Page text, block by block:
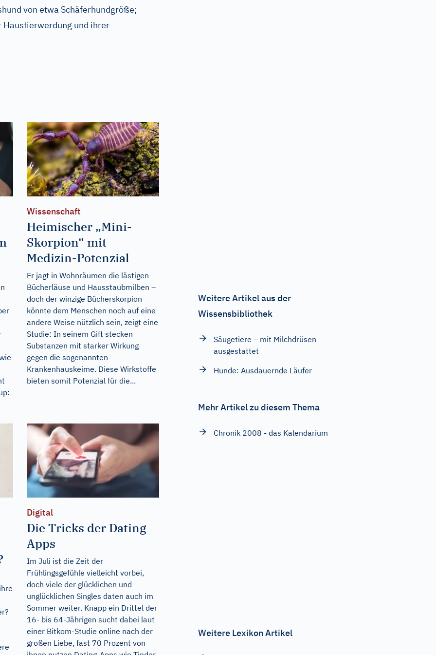
von etwa Schäferhundgröße;
und ihrer
Wissenschaft
Heimischer „Mini-
Skorpion“ mit
Medizin-Potenzial
Er jagt in Wohnräumen die lästigen
Bücherläuse und Hausstaubmilben –
doch der winzige Bücherskorpion
könnte dem Menschen noch auf eine
andere Weise nützlich sein, zeigt eine
Studie: In seinem Gift stecken
Substanzen mit starker Wirkung
gegen die sogenannten
Krankenhauskeime. Diese Wirkstoffe
bieten somit Potenzial für die...
Digital
Die Tricks der Dating
Apps
Im Juli ist die Zeit der
Frühlingsgefühle vielleicht vorbei,
doch viele der glücklichen und
unglücklichen Singles daten auch im
Sommer weiter. Knapp ein Drittel der
16- bis 64-Jährigen sucht dabei laut
einer Bitkom-Studie online nach der
großen Liebe, fast 70 Prozent von
Weitere Artikel aus der
Wissensbibliothek
Säugetiere – mit Milchdrüsen
ausgestattet
Hunde: Ausdauernde Läufer
Mehr Artikel zu diesem Thema
Chronik 2008 - das Kalendarium
Weitere Lexikon Artikel